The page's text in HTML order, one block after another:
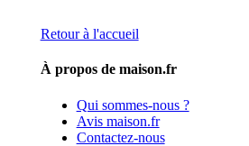
Retour à l'accueil
À propos de maison.fr
Qui sommes-nous ?
Avis maison.fr
Contactez-nous